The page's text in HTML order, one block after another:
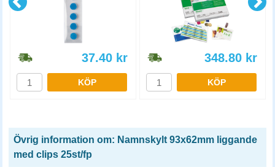
37.40 kr
KÖP
348.80 kr
KÖP
Övrig information om: Namnskylt 93x62mm liggande
med clips 25st/fp